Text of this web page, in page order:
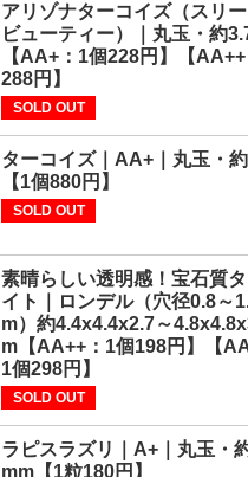
アリゾナターコイズ（スリ
ビューティー）｜丸玉・約
【AA+：1個228円】【
288円】
SOLD OUT
ターコイズ｜AA+｜丸玉・
【1個880円】
SOLD OUT
素晴らしい透明感！宝石質
イト｜ロンデル（穴径0.8～
m）約4.4x4.4x2.7～
m【AA++：1個198円】【
1個298円】
SOLD OUT
ラピスラズリ｜A+｜丸玉・
mm【1粒180円】